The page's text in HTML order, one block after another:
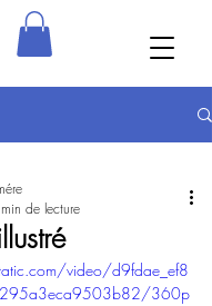
de lecture
video/d9fdae_ef8
360p